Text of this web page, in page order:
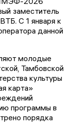
заместитель
С 1 января к
данной
молодые
Тамбовской
культуры
карта»
программы в
порядка